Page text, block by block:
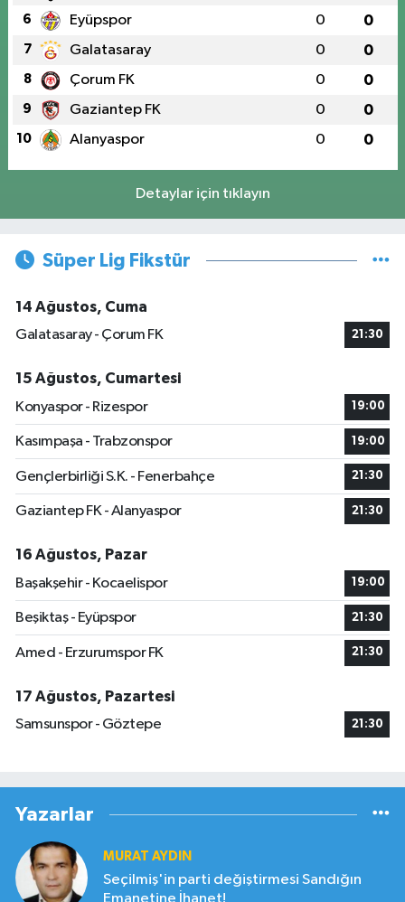
6 Eyüpspor 0 0
7 Galatasaray 0 0
8 Çorum FK 0 0
9 Gaziantep FK 0 0
10 Alanyaspor 0 0
Detaylar için tıklayın
Süper Lig Fikstür
14 Ağustos, Cuma
Galatasaray - Çorum FK
21:30
15 Ağustos, Cumartesi
Konyaspor - Rizespor
19:00
Kasımpaşa - Trabzonspor 19:00
Gençlerbirliği S.K. - Fenerbahçe 21:30
Gaziantep FK - Alanyaspor 21:30
16 Ağustos, Pazar
Başakşehir - Kocaelispor
19:00
Beşiktaş - Eyüpspor 21:30
Amed - Erzurumspor FK 21:30
17 Ağustos, Pazartesi
Samsunspor - Göztepe
21:30
Yazarlar
MURAT AYDIN
Seçilmiş'in parti değiştirmesi Sandığın